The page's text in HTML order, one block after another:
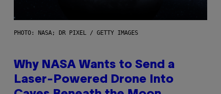
PHOTO: NASA; DR PIXEL / GETTY IMAGES
Why NASA Wants to Send a
Laser-Powered Drone Into